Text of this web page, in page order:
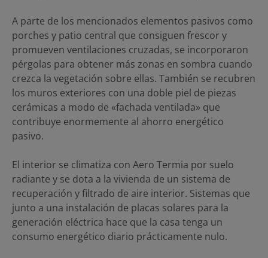
A parte de los mencionados elementos pasivos como
porches y patio central que consiguen frescor y
promueven ventilaciones cruzadas, se incorporaron
pérgolas para obtener más zonas en sombra cuando
crezca la vegetación sobre ellas. También se recubren
los muros exteriores con una doble piel de piezas
cerámicas a modo de «fachada ventilada» que
contribuye enormemente al ahorro energético
pasivo.
El interior se climatiza con Aero Termia por suelo
radiante y se dota a la vivienda de un sistema de
recuperación y filtrado de aire interior. Sistemas que
junto a una instalación de placas solares para la
generación eléctrica hace que la casa tenga un
consumo energético diario prácticamente nulo.